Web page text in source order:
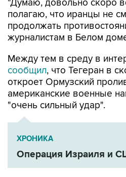
"Думаю, довольно скоро
полагаю, что иранцы не
продолжать
журналистам в Белом
Между тем в среду в
сообщил, что Тегеран в
откроет Ормузский
американские военные
"очень сильный удар".
ХРОНИКА
Операция Израиля и